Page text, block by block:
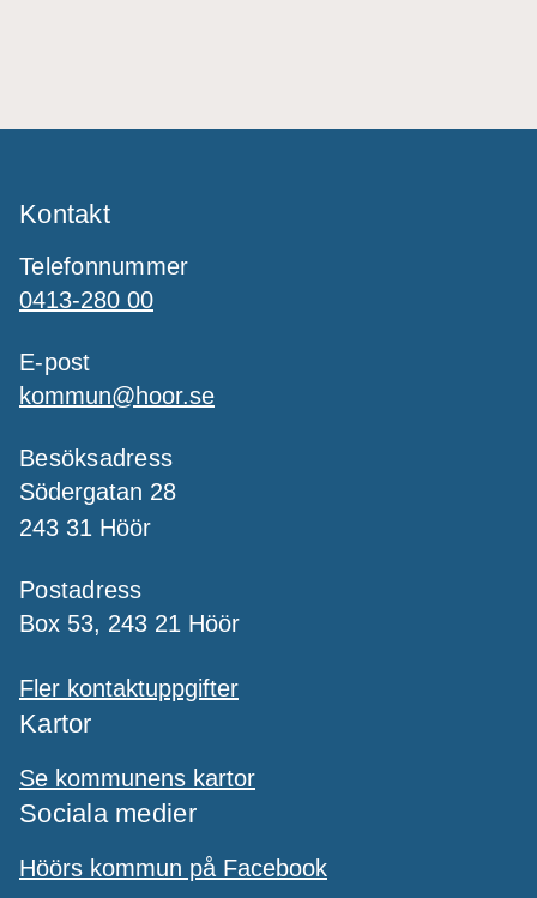
Kontakt
Telefonnummer
0413-280 00
E-post
kommun@hoor.se
Besöksadress
Södergatan 28
243 31 Höör
Postadress
Box 53, 243 21 Höör
Fler kontaktuppgifter
Kartor
Se kommunens kartor
Sociala medier
Höörs kommun på Facebook